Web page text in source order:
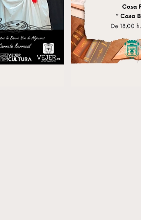
Leer